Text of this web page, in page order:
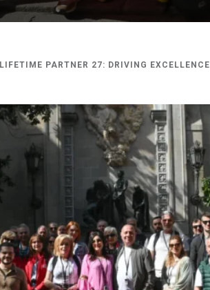
LIFETIME PARTNER 27: DRIVING EXCELLENCE